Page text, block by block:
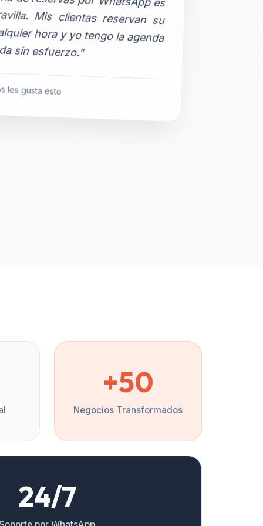
sin esfuerzo."
les gusta esto
+50
Negocios Transformados
24/7